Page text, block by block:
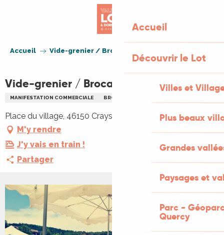
Accueil
Découvrir le Lot
Villes et
Plus beaux
Grandes
Paysages et
Parc -
Quercy
Accueil Vide-grenier / Brocante à Crayssac
Vide-grenier / Brocante à Crayssac
MANIFESTATION COMMERCIALE BROCANTE
Place du village, 46150 Crayssac
M'y rendre
J'y vais en train !
Partager